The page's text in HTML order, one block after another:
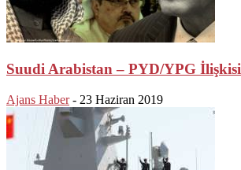
Suudi Arabistan – PYD/YPG İlişkisi
Ajans Haber - 23 Haziran 2019